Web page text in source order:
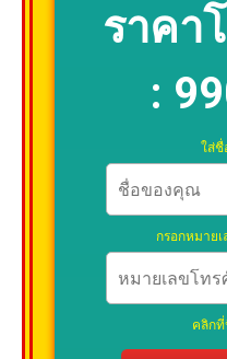
ราคา
:
ใส่
กรอกหมาย
คลิกที่